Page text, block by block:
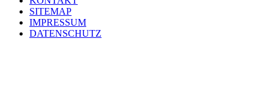
SITEMAP
IMPRESSUM
DATENSCHUTZ